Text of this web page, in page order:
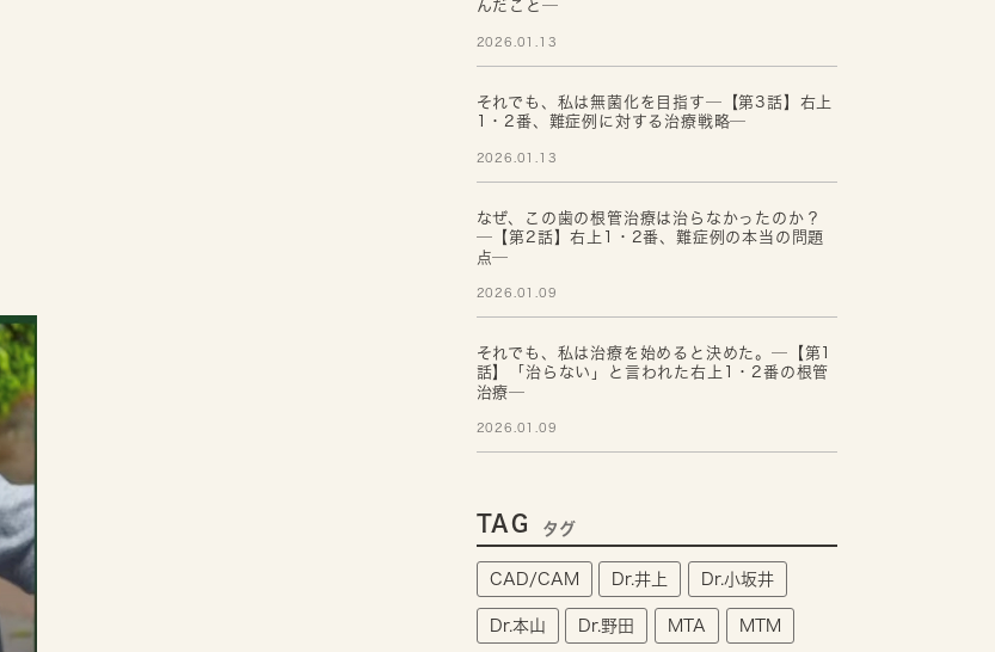
んだこと─
2026.01.13
それでも、私は無菌化を目指す─【第3話】右上
1・2番、難症例に対する治療戦略─
2026.01.13
なぜ、この歯の根管治療は治らなかったのか？
─【第2話】右上1・2番、難症例の本当の問題
点─
2026.01.09
それでも、私は治療を始めると決めた。─【第1
話】「治らない」と言われた右上1・2番の根管
治療─
2026.01.09
TAG タグ
CAD/CAM Dr.井上 Dr.小坂井
Dr.本山 Dr.野田 MTA MTM